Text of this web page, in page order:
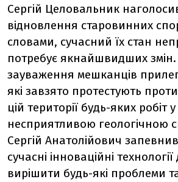
Сергій Целовальник
відновлення старовинних
словами, сучасний їх стан
потребує якнайшвидших змін.
зауваження мешканців
які завзято протестують
цій території будь-яких робіт у
несприятливою геологічною
Сергій Анатолійович
сучасні інноваційні
вирішити будь-які проблеми